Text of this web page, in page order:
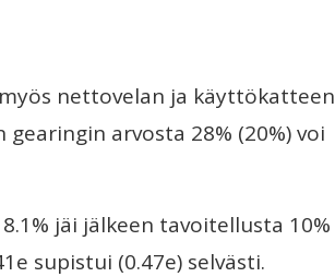
nettovelan ja käyttökatteen
arvosta 28% (20%) voi
jäi jälkeen tavoitellusta 10%
supistui (0.47e) selvästi.